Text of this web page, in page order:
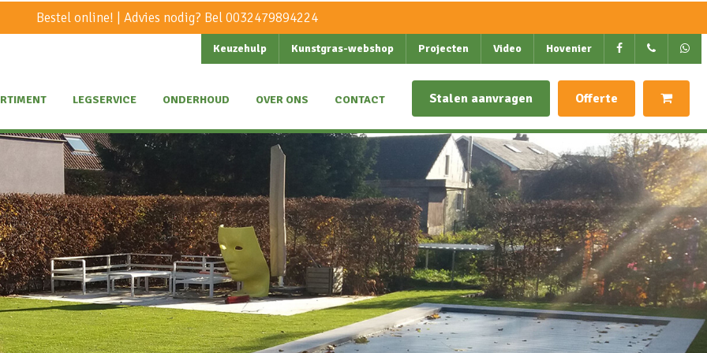
Bestel online! | Advies nodig? Bel0032479894224
Keuzehulp Kunstgras-webshop Projecten Video Hovenier
LEGSERVICE ONDERHOUD OVER ONS CONTACT Stalen aanvragen Offerte